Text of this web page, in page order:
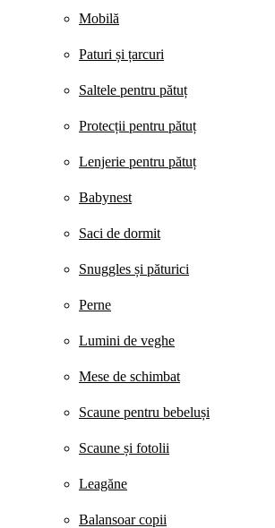
Mobilă
Paturi și țarcuri
Saltele pentru pătuț
Protecții pentru pătuț
Lenjerie pentru pătuț
Babynest
Saci de dormit
Snuggles și păturici
Perne
Lumini de veghe
Mese de schimbat
Scaune pentru bebeluși
Scaune și fotolii
Leagăne
Balansoar copii